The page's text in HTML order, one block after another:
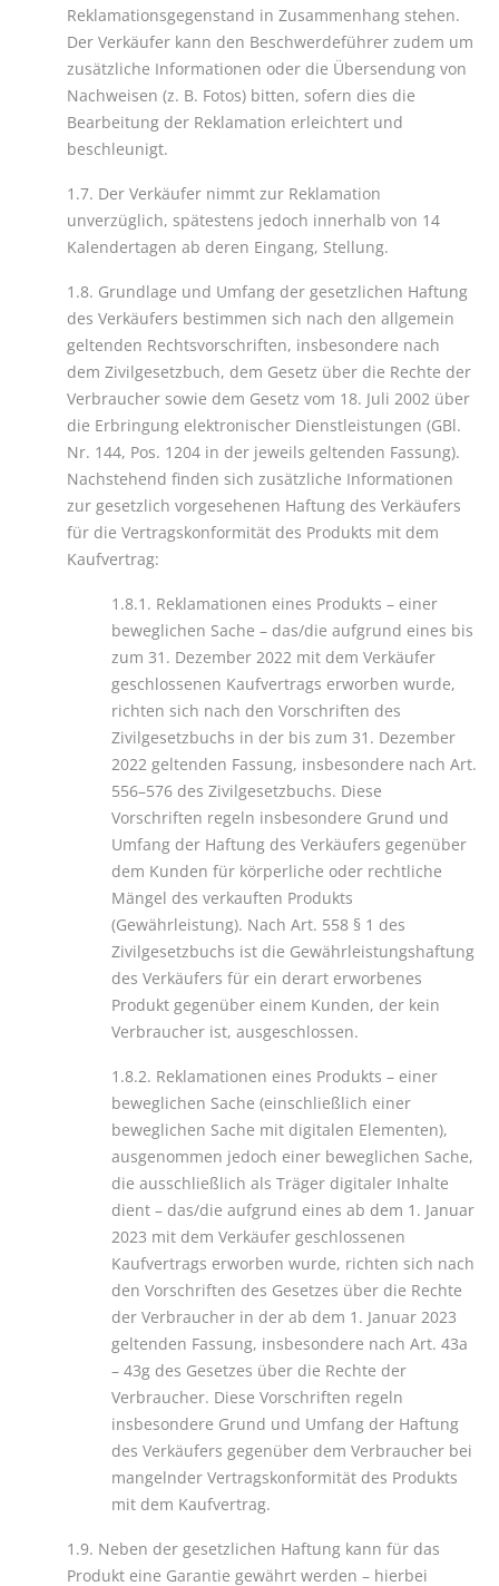
Reklamationsgegenstand in Zusammenhang stehen.
Der Verkäufer kann den Beschwerdeführer zudem um
zusätzliche Informationen oder die Übersendung von
Nachweisen (z. B. Fotos) bitten, sofern dies die
Bearbeitung der Reklamation erleichtert und
beschleunigt.
1.7. Der Verkäufer nimmt zur Reklamation
unverzüglich, spätestens jedoch innerhalb von 14
Kalendertagen ab deren Eingang, Stellung.
1.8. Grundlage und Umfang der gesetzlichen Haftung
des Verkäufers bestimmen sich nach den allgemein
geltenden Rechtsvorschriften, insbesondere nach
dem Zivilgesetzbuch, dem Gesetz über die Rechte der
Verbraucher sowie dem Gesetz vom 18. Juli 2002 über
die Erbringung elektronischer Dienstleistungen (GBl.
Nr. 144, Pos. 1204 in der jeweils geltenden Fassung).
Nachstehend finden sich zusätzliche Informationen
zur gesetzlich vorgesehenen Haftung des Verkäufers
für die Vertragskonformität des Produkts mit dem
Kaufvertrag:
1.8.1. Reklamationen eines Produkts – einer
beweglichen Sache – das/die aufgrund eines bis
zum 31. Dezember 2022 mit dem Verkäufer
geschlossenen Kaufvertrags erworben wurde,
richten sich nach den Vorschriften des
Zivilgesetzbuchs in der bis zum 31. Dezember
2022 geltenden Fassung, insbesondere nach Art.
556–576 des Zivilgesetzbuchs. Diese
Vorschriften regeln insbesondere Grund und
Umfang der Haftung des Verkäufers gegenüber
dem Kunden für körperliche oder rechtliche
Mängel des verkauften Produkts
(Gewährleistung). Nach Art. 558 § 1 des
Zivilgesetzbuchs ist die Gewährleistungshaftung
des Verkäufers für ein derart erworbenes
Produkt gegenüber einem Kunden, der kein
Verbraucher ist, ausgeschlossen.
1.8.2. Reklamationen eines Produkts – einer
beweglichen Sache (einschließlich einer
beweglichen Sache mit digitalen Elementen),
ausgenommen jedoch einer beweglichen Sache,
die ausschließlich als Träger digitaler Inhalte
dient – das/die aufgrund eines ab dem 1. Januar
2023 mit dem Verkäufer geschlossenen
Kaufvertrags erworben wurde, richten sich nach
den Vorschriften des Gesetzes über die Rechte
der Verbraucher in der ab dem 1. Januar 2023
geltenden Fassung, insbesondere nach Art. 43a
– 43g des Gesetzes über die Rechte der
Verbraucher. Diese Vorschriften regeln
insbesondere Grund und Umfang der Haftung
des Verkäufers gegenüber dem Verbraucher bei
mangelnder Vertragskonformität des Produkts
mit dem Kaufvertrag.
1.9. Neben der gesetzlichen Haftung kann für das
Produkt eine Garantie gewährt werden – hierbei